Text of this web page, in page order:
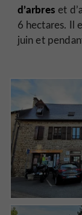
d’arbres et
6 hectares. Il
juin et